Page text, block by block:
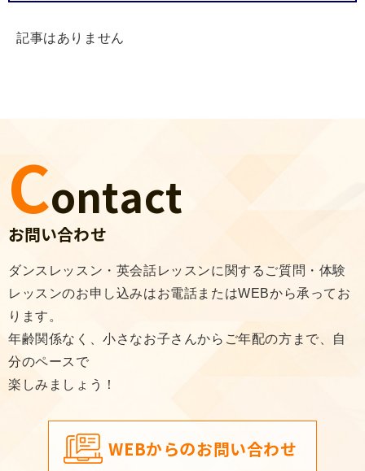
記事はありません
Contact
お問い合わせ
ダンスレッスン・英会話レッスンに関するご質問・体験
レッスンのお申し込みはお電話またはWEBから承ってお
ります。
年齢関係なく、⼩さなお⼦さんからご年配の⽅まで、⾃
分のペースで
楽しみましょう！
WEBからのお問い合わせ